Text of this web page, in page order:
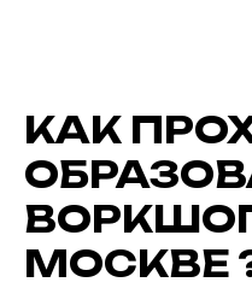
КАК
МОСКВЕ